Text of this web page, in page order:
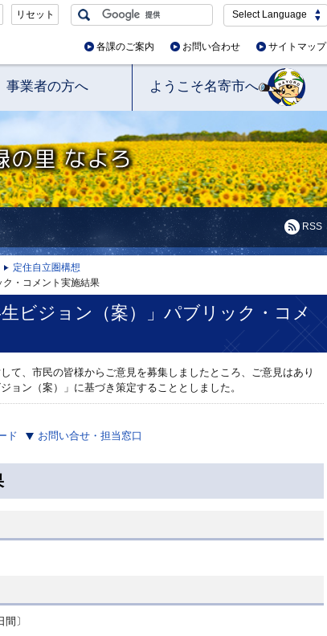
リセット Select Language
各課のご案内 お問い合わせ サイトマップ
事業者の方へ ようこそ名寄市へ
里 なよろ
RSS
定住自立圏構想
ク・コメント実施結果
ビジョン（案）」パブリック・コメ
て、市民の皆様からご意見を募集しましたところ、ご意見はあり
ョン（案）」に基づき策定することとしました。
ド お問い合せ・担当窓口
〕